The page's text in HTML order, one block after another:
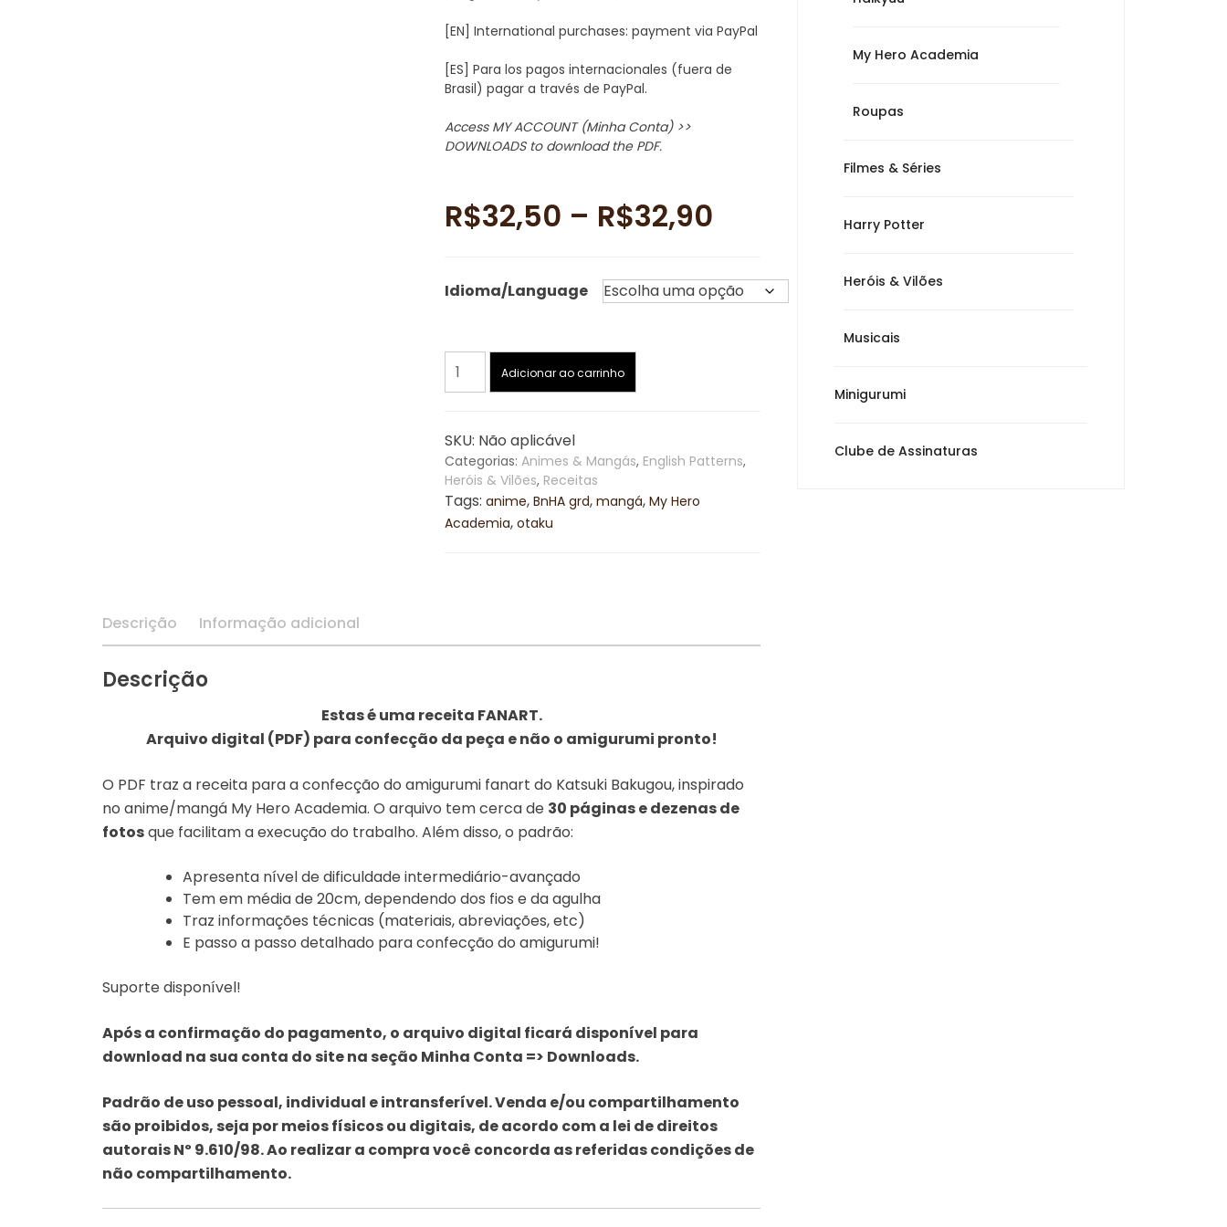
[EN] International purchases: payment via PayPal
[ES] Para los pagos internacionales (fuera de
Brasil) pagar a través de PayPal.
Access MY ACCOUNT (Minha Conta) >>
DOWNLOADS to download the PDF.
R$32,50 – R$32,90Faixa
preço:
Idioma/Language
Katsuki
Bakugo
Hero
Academia
[PT/EN/ES]
quantidade
Adicionar ao carrinho
SKU: Não aplicável
Categorias: Animes & Mangás, English Patterns,
Heróis & Vilões, Receitas
Tags: anime, BnHA grd, mangá, My Hero
Academia, otaku
Descrição Informação adicional
Descrição
Estas é uma receita FANART.
Arquivo digital (PDF) para confecção da peça e não o amigurumi pronto!
O PDF traz a receita para a confecção do amigurumi fanart do Katsuki Bakugou, inspirado
no anime/mangá My Hero Academia. O arquivo tem cerca de 30 páginas e dezenas de
fotosque facilitam a execução do trabalho. Além disso, o padrão:
Apresenta nível de dificuldade intermediário-avançado
Tem em média de 20cm, dependendo dos fios e da agulha
Traz informações técnicas (materiais, abreviações, etc)
E passo a passo detalhado para confecção do amigurumi!
Suporte disponível!
Após a confirmação do pagamento, o arquivo digital ficará disponível para
download na sua conta do site na seção Minha Conta => Downloads.
Padrão de uso pessoal, individual e intransferível. Venda e/ou compartilhamento
são proibidos, seja por meios físicos ou digitais, de acordo com a lei de direitos
autorais Nº 9.610/98. Ao realizar a compra você concorda as referidas condições de
não compartilhamento.
My Hero Academia
Roupas
Filmes & Séries
Harry Potter
Heróis & Vilões
Musicais
Minigurumi
Clube de Assinaturas